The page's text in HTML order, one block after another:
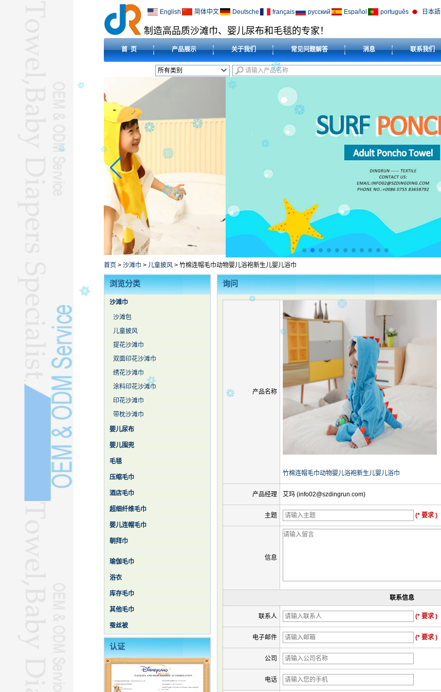
制造高品质沙滩巾、婴儿尿布和毛毯的专家！
English 简体中文 Deutsche français русский Español português 日本語
首 页 产品展示 关于我们 常见问题解答 消息 联系我们
所有类别
沙滩巾L
毛毯L
酒店毛巾L
婴儿连帽毛巾L
朝拜巾L
瑜伽毛巾L
其他毛巾L
蚕丝被L
首页 > 沙滩巾 > 儿童披风 > 竹棉连帽毛巾动物婴儿浴袍新生儿婴儿浴巾
浏览分类
沙滩巾
沙滩包
儿童披风
提花沙滩巾
双面印花沙滩巾
绣花沙滩巾
涂料印花沙滩巾
印花沙滩巾
带枕沙滩巾
婴儿尿布
婴儿围兜
毛毯
压缩毛巾
酒店毛巾
超细纤维毛巾
婴儿连帽毛巾
朝拜巾
瑜伽毛巾
浴衣
库存毛巾
其他毛巾
蚕丝被
认证
询问
产品名称
竹棉连帽毛巾动物婴儿浴袍新生儿婴儿浴巾
产品经理 艾玛 (info02@szdingrun.com)
主题 (* 要求 )
信息
联系信息
联系人 (* 要求 )
电子邮件 (* 要求 )
公司
电话